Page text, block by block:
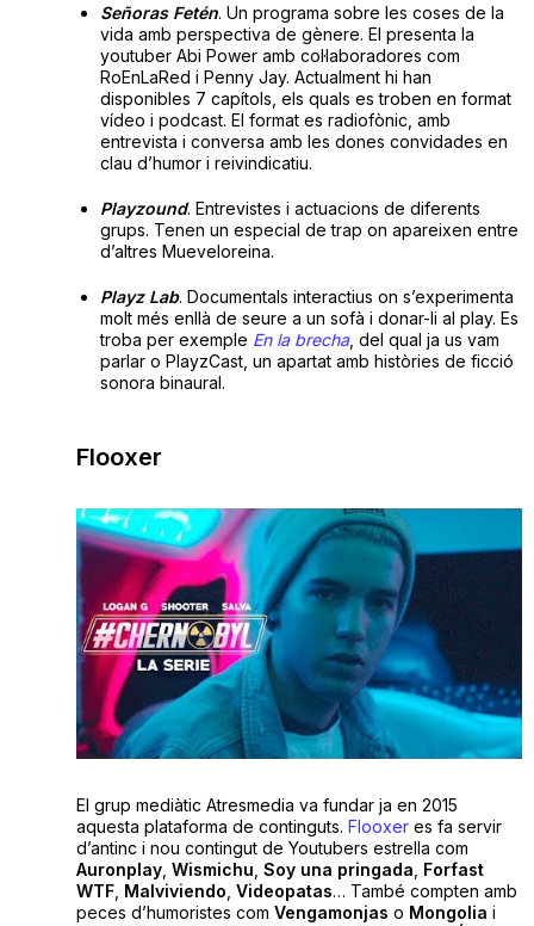
Señoras Fetén. Un programa sobre les coses de la
vida amb perspectiva de gènere. El presenta la
youtuber Abi Power amb col·laboradores com
RoEnLaRed i Penny Jay. Actualment hi han
disponibles 7 capítols, els quals es troben en format
vídeo i podcast. El format es radiofònic, amb
entrevista i conversa amb les dones convidades en
clau d’humor i reivindicatiu.
Playzound. Entrevistes i actuacions de diferents
grups. Tenen un especial de trap on apareixen entre
d’altres Mueveloreina.
Playz Lab. Documentals interactius on s’experimenta
molt més enllà de seure a un sofà i donar-li al play. Es
troba per exemple En la brecha, del qual ja us vam
parlar o PlayzCast, un apartat amb històries de ficció
sonora binaural.
Flooxer
El grup mediàtic Atresmedia va fundar ja en 2015
aquesta plataforma de continguts. Flooxeres fa servir
d’antinc i nou contingut de Youtubers estrella com
Auronplay, Wismichu Soy una pringada Forfast
WTF, Malviviendo Videopatas… També compten amb
peces d’humoristes com Vengamonjas o Mongolia i